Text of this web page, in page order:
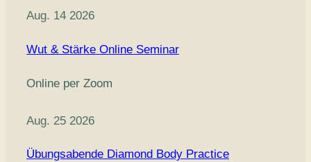
Aug. 14 2026
Wut & Stärke Online Seminar
Online per Zoom
Aug. 25 2026
Übungsabende Diamond Body Practice